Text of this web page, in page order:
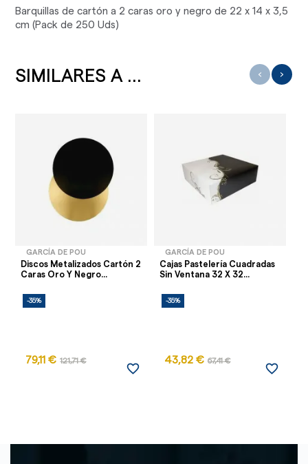
Barquillas de cartón a 2 caras oro y negro de 22 x 14 x 3,5
cm (Pack de 250 Uds)
SIMILARES A ...
GARCÍA DE POU
Discos Metalizados Cartón 2
Caras Oro Y Negro...
-35%
79,11 € 121,71 €
favorite_border
GARCÍA DE POU
Cajas Pastelería Cuadradas
Sin Ventana 32 X 32...
-35%
43,82 € 67,41 €
favorite_border
‹ ›